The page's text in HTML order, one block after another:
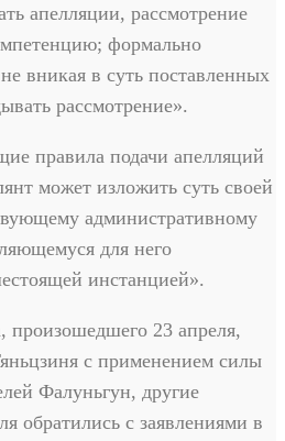
апелляции, рассмотрение
формально
вникая в суть поставленных
рассмотрение».
правила подачи апелляций
может изложить суть своей
административному
для него
инстанцией».
произошедшего 23 апреля,
с применением силы
Фалуньгун, другие
обратились с заявлениями в